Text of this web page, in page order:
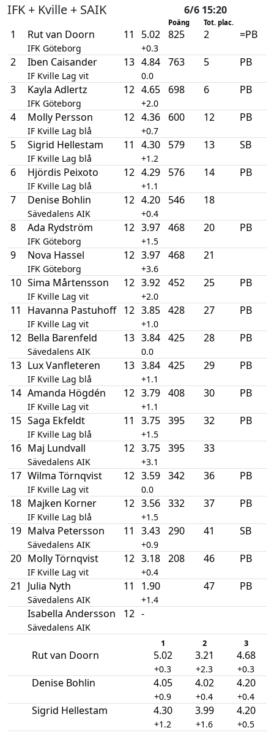
IFK + Kville + SAIK 6/6 15:20
Poäng Tot. plac.
1 Rut van Doorn
IFK Göteborg
11 5.02
+0.3
825 2 =PB
2 Iben Caisander
IF Kville Lag vit
13 4.84
0.0
763 5 PB
3 Kayla Adlertz
IFK Göteborg
12 4.65
+2.0
698 6 PB
4 Molly Persson
IF Kville Lag blå
12 4.36
+0.7
600 12 PB
5 Sigrid Hellestam
IF Kville Lag blå
11 4.30
+1.2
579 13 SB
6 Hjördis Peixoto
IF Kville Lag blå
12 4.29
+1.1
576 14 PB
7 Denise Bohlin
Sävedalens AIK
12 4.20
+0.4
546 18
8 Ada Rydström
IFK Göteborg
12 3.97
+1.5
468 20 PB
9 Nova Hassel
IFK Göteborg
12 3.97
+3.6
468 21
10 Sima Mårtensson
IF Kville Lag vit
12 3.92
+2.0
452 25 PB
11 Havanna Pastuhoff
IF Kville Lag vit
12 3.85
+1.0
428 27 PB
12 Bella Barenfeld
Sävedalens AIK
13 3.84
0.0
425 28 PB
13 Lux Vanfleteren
IF Kville Lag blå
13 3.84
+1.1
425 29 PB
14 Amanda Högdén
IF Kville Lag vit
12 3.79
+1.1
408 30 PB
15 Saga Ekfeldt
IF Kville Lag blå
11 3.75
+1.5
395 32 PB
16 Maj Lundvall
Sävedalens AIK
12 3.75
+3.1
395 33
17 Wilma Törnqvist
IF Kville Lag vit
12 3.59
0.0
342 36 PB
18 Majken Korner
IF Kville Lag blå
12 3.56
+1.5
332 37 PB
19 Malva Petersson
Sävedalens AIK
11 3.43
+0.9
290 41 SB
20 Molly Törnqvist
IF Kville Lag vit
12 3.18
+0.4
208 46 PB
21 Julia Nyth
Sävedalens AIK
11 1.90
+1.4
47 PB
Isabella Andersson
Sävedalens AIK
12 -
1 2 3
Rut van Doorn 5.02
+0.3
3.21
+2.3
4.68
+0.3
Denise Bohlin 4.05
+0.9
4.02
+0.4
4.20
+0.4
Sigrid Hellestam 4.30
+1.2
3.99
+1.6
4.20
+0.5